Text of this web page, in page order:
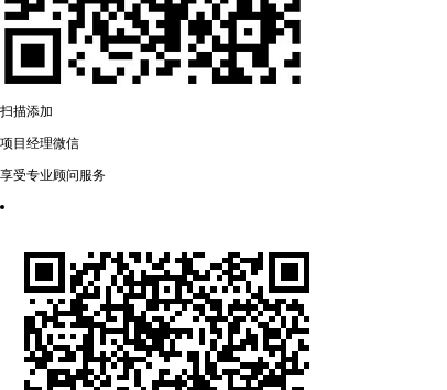
扫描添加
项目经理微信
享受专业顾问服务